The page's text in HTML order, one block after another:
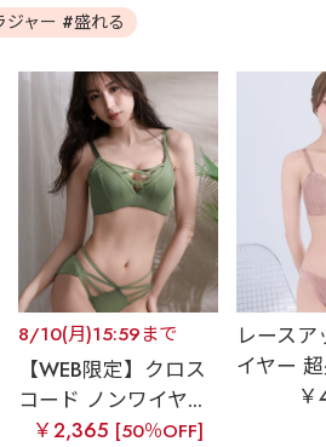
ジャー #盛れる
8/10(月)15:59まで
【WEB限定】クロス
コード ノンワイヤ...
￥2,365 [50％OFF]
レース
イヤー